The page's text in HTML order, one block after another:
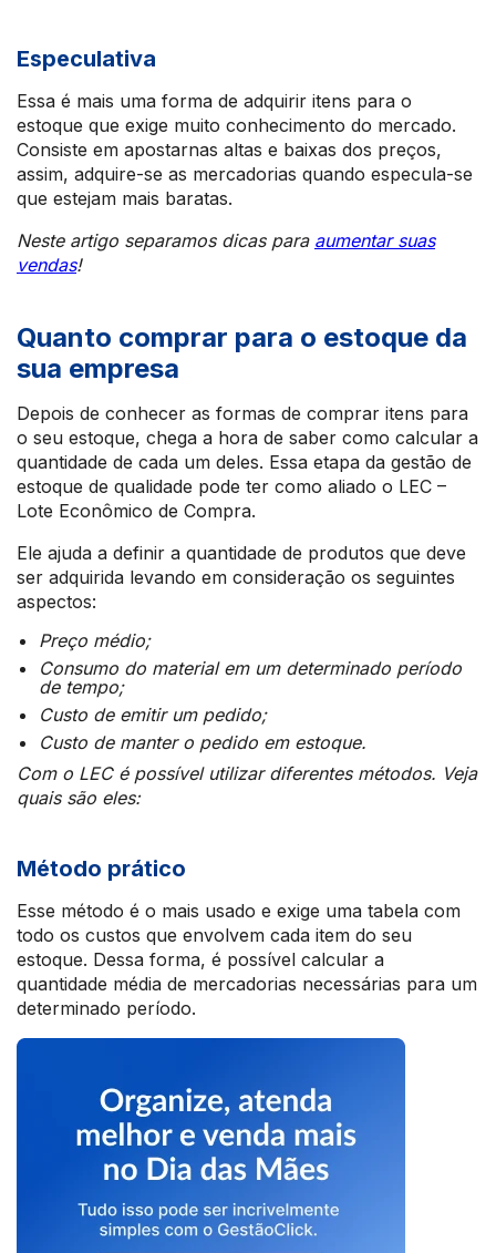
Especulativa
Essa é mais uma forma de adquirir itens para o
estoque que exige muito conhecimento do mercado.
Consiste em apostarnas altas e baixas dos preços,
assim, adquire-se as mercadorias quando especula-se
que estejam mais baratas.
Neste artigo separamos dicas para aumentar suas
vendas!
Quanto comprar para o estoque da
sua empresa
Depois de conhecer as formas de comprar itens para
o seu estoque, chega a hora de saber como calcular a
quantidade de cada um deles. Essa etapa da gestão de
estoque de qualidade pode ter como aliado o LEC –
Lote Econômico de Compra.
Ele ajuda a definir a quantidade de produtos que deve
ser adquirida levando em consideração os seguintes
aspectos:
Preço médio;
Consumo do material em um determinado período
de tempo;
Custo de emitir um pedido;
Custo de manter o pedido em estoque.
Com o LEC é possível utilizar diferentes métodos. Veja
quais são eles:
Método prático
Esse método é o mais usado e exige uma tabela com
todo os custos que envolvem cada item do seu
estoque. Dessa forma, é possível calcular a
quantidade média de mercadorias necessárias para um
determinado período.